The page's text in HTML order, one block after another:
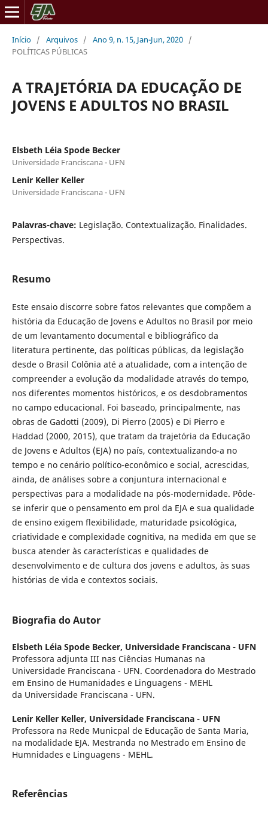
Início / Arquivos / Ano 9, n. 15, Jan-Jun, 2020 /
POLÍTICAS PÚBLICAS
A TRAJETÓRIA DA EDUCAÇÃO DE
JOVENS E ADULTOS NO BRASIL
Elsbeth Léia Spode Becker
Universidade Franciscana - UFN
Lenir Keller Keller
Universidade Franciscana - UFN
Palavras-chave: Legislação. Contextualização. Finalidades.
Perspectivas.
Resumo
Este ensaio discorre sobre fatos relevantes que compõem a
história da Educação de Jovens e Adultos no Brasil por meio
de um levantamento documental e bibliográfico da
literatura pertinente, das políticas públicas, da legislação
desde o Brasil Colônia até a atualidade, com a intenção de
compreender a evolução da modalidade através do tempo,
nos diferentes momentos históricos, e os desdobramentos
no campo educacional. Foi baseado, principalmente, nas
obras de Gadotti (2009), Di Pierro (2005) e Di Pierro e
Haddad (2000, 2015), que tratam da trajetória da Educação
de Jovens e Adultos (EJA) no país, contextualizando-a no
tempo e no cenário político-econômico e social, acrescidas,
ainda, de análises sobre a conjuntura internacional e
perspectivas para a modalidade na pós-modernidade. Pôde-
se inferir que o pensamento em prol da EJA e sua qualidade
de ensino exigem flexibilidade, maturidade psicológica,
criatividade e complexidade cognitiva, na medida em que se
busca atender às características e qualidades de
desenvolvimento e de cultura dos jovens e adultos, às suas
histórias de vida e contextos sociais.
Biografia do Autor
Elsbeth Léia Spode Becker, Universidade Franciscana - UFN
Professora adjunta III nas Ciências Humanas na
Universidade Franciscana - UFN. Coordenadora do Mestrado
em Ensino de Humanidades e Linguagens - MEHL
da Universidade Franciscana - UFN.
Lenir Keller Keller, Universidade Franciscana - UFN
Professora na Rede Municpal de Educação de Santa Maria,
na modalidade EJA. Mestranda no Mestrado em Ensino de
Humnidades e Linguagens - MEHL.
Referências